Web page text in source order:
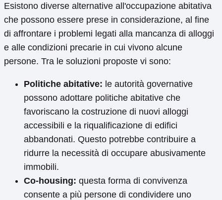
Esistono diverse alternative all'occupazione abitativa
che possono essere prese in considerazione, al fine
di affrontare i problemi legati alla mancanza di alloggi
e alle condizioni precarie in cui vivono alcune
persone. Tra le soluzioni proposte vi sono:
Politiche abitative: le autorità governative
possono adottare politiche abitative che
favoriscano la costruzione di nuovi alloggi
accessibili e la riqualificazione di edifici
abbandonati. Questo potrebbe contribuire a
ridurre la necessità di occupare abusivamente
immobili.
Co-housing: questa forma di convivenza
consente a più persone di condividere uno